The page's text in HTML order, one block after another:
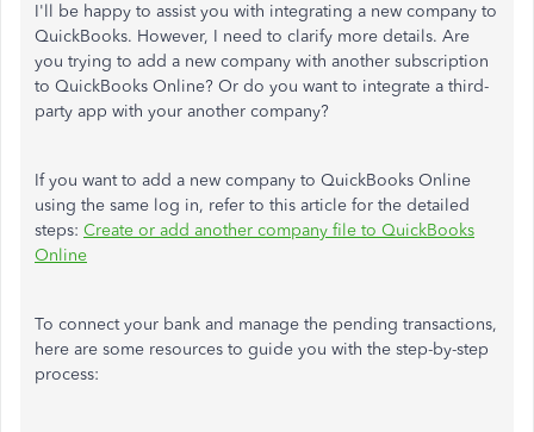
I'll be happy to assist you with integrating a new company to
QuickBooks. However, I need to clarify more details. Are
you trying to add a new company with another subscription
to QuickBooks Online? Or do you want to integrate a third-
party app with your another company?
If you want to add a new company to QuickBooks Online
using the same log in, refer to this article for the detailed
steps: Create or add another company file to QuickBooks
Online
To connect your bank and manage the pending transactions,
here are some resources to guide you with the step-by-step
process: